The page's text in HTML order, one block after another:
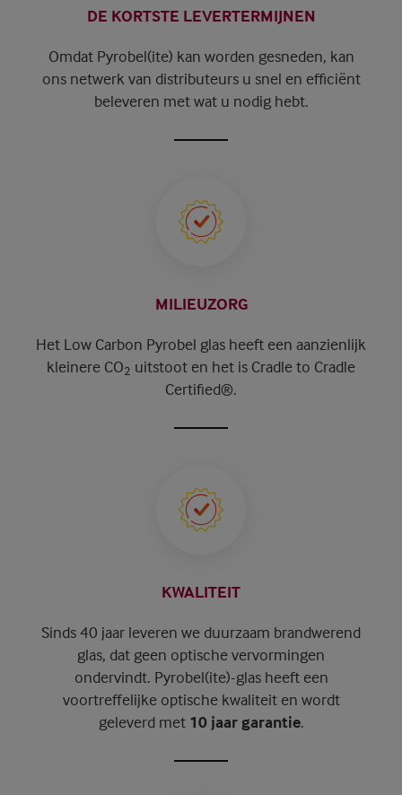
DE KORTSTE LEVERTERMIJNEN
Omdat Pyrobel(ite) kan worden gesneden, kan
ons netwerk van distributeurs u snel en efficiënt
beleveren met wat u nodig hebt.
MILIEUZORG
Het Low Carbon Pyrobel glas heeft een aanzienlijk
kleinere CO2 uitstoot en het is Cradle to Cradle
Certified®.
KWALITEIT
Sinds 40 jaar leveren we duurzaam brandwerend
glas, dat geen optische vervormingen
ondervindt. Pyrobel(ite)-glas heeft een
voortreffelijke optische kwaliteit en wordt
geleverd met 10 jaar garantie.